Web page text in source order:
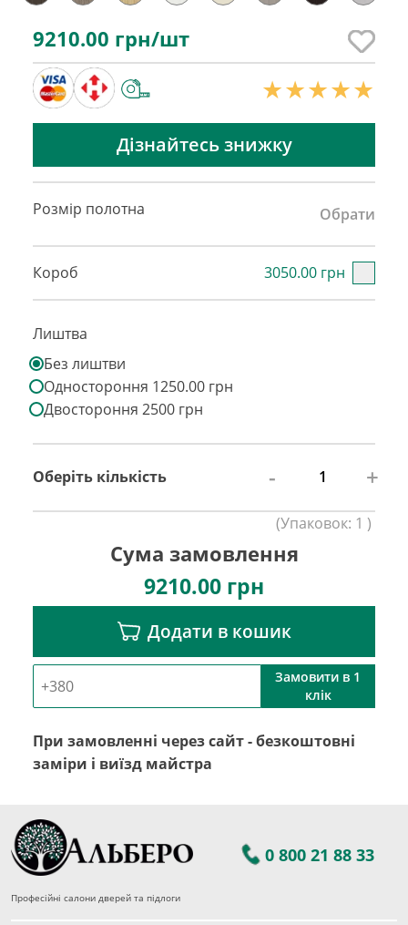
9210.00 грн/шт
Дізнайтесь знижку
Розмір полотна Обрати
Короб 3050.00 грн
Лиштва
Без лиштви
Одностороння 1250.00 грн
Двостороння 2500 грн
Оберіть кількість - +
(Упаковок: 1 )
Сума замовлення
9210.00 грн
Додати в кошик
Замовити в 1
клік
При замовленні через сайт - безкоштовні
заміри і виїзд майстра
0 800 21 88 33
Професійні салони дверей та підлоги